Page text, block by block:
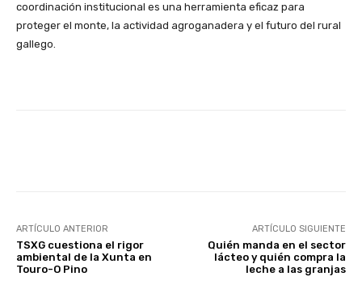
coordinación institucional es una herramienta eficaz para
proteger el monte, la actividad agroganadera y el futuro del rural
gallego.
ARTÍCULO ANTERIOR
TSXG cuestiona el rigor
ambiental de la Xunta en
Touro-O Pino
ARTÍCULO SIGUIENTE
Quién manda en el sector
lácteo y quién compra la
leche a las granjas